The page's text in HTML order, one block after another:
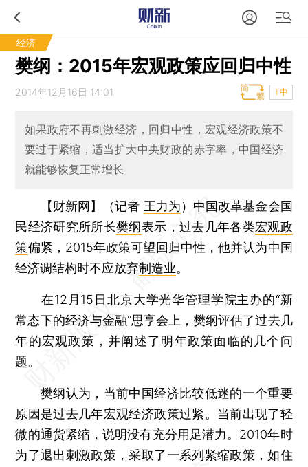
经济
樊纲：2015年宏观政策应回归中性
2014年12月16日 14:01 T中
如果政府不再刺激经济，回归中性，宏观经济政策不
要过于紧缩，适当扩大中央财政的赤字率，中国经济
就能够恢复正常增长
【财新网】（记者 王力为） 中国改革基金会国
民经济研究所所长樊纲表示，过去几年各类宏观政
策偏紧，2015年政策可望回归中性，他并认为中国
经济调结构时不应放弃制造业。
在12月15日北京大学光华管理学院主办的“新
常态下的经济与金融”思享会上，樊纲评估了过去几
年的宏观政策，并阐述了明年政策面临的几个问
题。
樊纲认为，当前中国经济比较低迷的一个重要
原因是过去几年宏观经济政策过紧。当前出现了轻
微的通货紧缩，说明没有充分用足潜力。2010年时
为了退出刺激政策，采取了一系列紧缩政策，如住